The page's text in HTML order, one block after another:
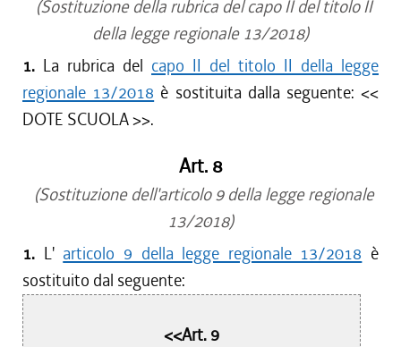
(Sostituzione della rubrica del capo II del titolo II
della legge regionale 13/2018)
1. La rubrica del capo II del titolo II della legge
regionale 13/2018 è sostituita dalla seguente: <<
DOTE SCUOLA>>.
Art. 8
(Sostituzione dell'articolo 9 della legge regionale
13/2018)
1. L' articolo 9 della legge regionale 13/2018 è
sostituito dal seguente:
<<Art. 9